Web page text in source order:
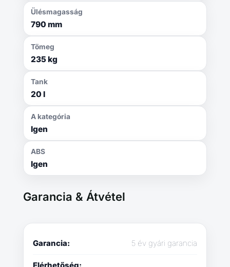
Ülésmagasság
790 mm
Tömeg
235 kg
Tank
20 l
A kategória
Igen
ABS
Igen
Garancia & Átvétel
Garancia: 5 év gyári garancia